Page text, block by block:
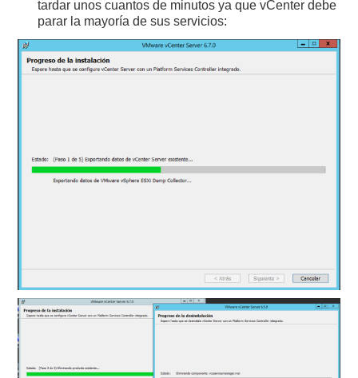
tardar unos cuantos de minutos ya que vCenter debe
parar la mayoría de sus servicios: